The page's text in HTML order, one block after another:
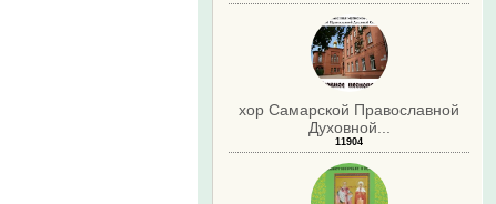
хор Самарской Православной
Духовной...
11904